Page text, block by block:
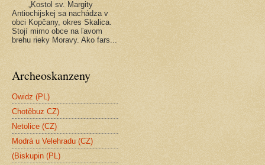
„Kostol sv. Margity
Antiochijskej sa nachádza v
obci Kopčany, okres Skalica.
Stojí mimo obce na ľavom
brehu rieky Moravy. Ako fars...
Archeoskanzeny
Owidz (PL)
Chotěbuz CZ)
Netolice (CZ)
Modrá u Velehradu (CZ)
(Biskupin (PL)